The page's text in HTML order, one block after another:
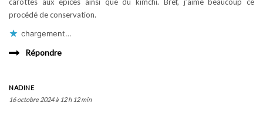
procédé de conservation.
chargement…
Répondre
NADINE
16 octobre 2024 à 12 h 12 min